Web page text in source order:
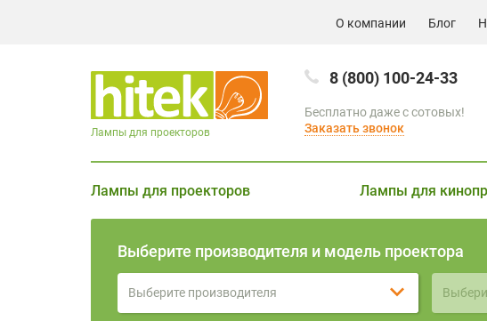
О компании Блог
8 (800) 100-24-33
Бесплатно даже с сотовых!
Заказать звонок
Лампы для проекторов
Лампы для проекторов Лампы для
Выберите производителя и модель проектора
Выберите производителя